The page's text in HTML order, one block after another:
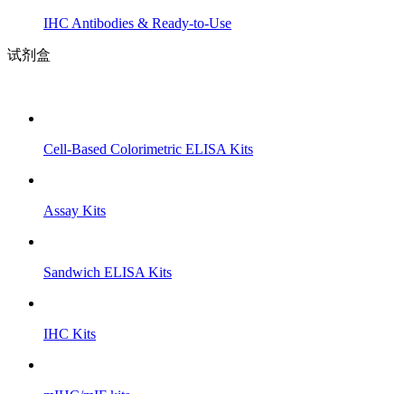
IHC Antibodies & Ready-to-Use
试剂盒
Cell-Based Colorimetric ELISA Kits
Assay Kits
Sandwich ELISA Kits
IHC Kits